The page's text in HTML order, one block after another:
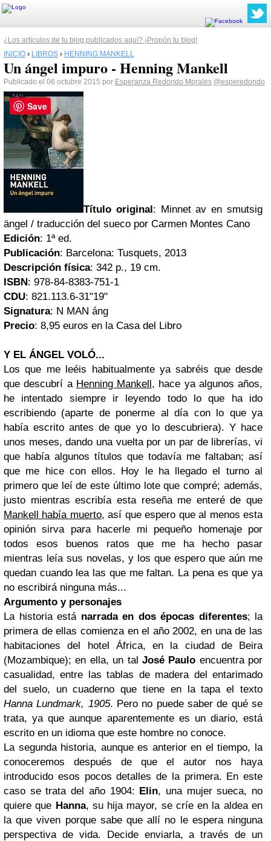
¿Los artículos de tu blog publicados aquí? ¡Propón tu blog!
INICIO › LIBROS › HENNING MANKELL
Un ángel impuro - Henning Mankell
Publicado el 06 octubre 2015 por Esperanza Redondo Morales @esperedondo
Título original: Minnet av en smutsig
ängel / traducción del sueco por Carmen Montes Cano
Edición: 1ª ed.
Publicación: Barcelona: Tusquets, 2013
Descripción física: 342 p., 19 cm.
ISBN: 978-84-8383-751-1
CDU: 821.113.6-31"19"
Signatura: N MAN áng
Precio: 8,95 euros en la Casa del Libro
Y EL ÁNGEL VOLÓ...
Los que me leéis habitualmente ya sabréis que desde
que descubrí a Henning Mankell, hace ya algunos años,
he intentado siempre ir leyendo todo lo que ha ido
escribiendo (aparte de ponerme al día con lo que ya
había escrito antes de que yo lo descubriera). Y hace
unos meses, dando una vuelta por un par de librerías, vi
que había algunos títulos que todavía me faltaban; así
que me hice con ellos. Hoy le ha llegado el turno al
primero que leí de este último lote que compré; además,
justo mientras escribía esta reseña me enteré de que
Mankell había muerto, así que espero que al menos esta
opinión sirva para hacerle mi pequeño homenaje por
todos esos buenos ratos que me ha hecho pasar
mientras leía sus novelas, y los que espero que aún me
quedan cuando lea las que me faltan. La pena es que ya
no escribirá ninguna más...
Argumento y personajes
La historia está narrada en dos épocas diferentes; la
primera de ellas comienza en el año 2002, en una de las
habitaciones del hotel África, en la ciudad de Beira
(Mozambique); en ella, un tal José Paulo encuentra por
casualidad, entre las tablas de madera del entarimado
del suelo, un cuaderno que tiene en la tapa el texto
Hanna Lundmark, 1905. Pero no puede saber de qué se
trata, ya que aunque aparentemente es un diario, está
escrito en un idioma que este hombre no conoce.
La segunda historia, aunque es anterior en el tiempo, la
conoceremos después de que el autor nos haya
introducido esos pocos detalles de la primera. En este
caso se trata del año 1904: Elin, una mujer sueca, no
quiere que Hanna, su hija mayor, se críe en la aldea en
la que viven porque sabe que allí no le espera ninguna
perspectiva de vida. Decide enviarla, a través de un
Save